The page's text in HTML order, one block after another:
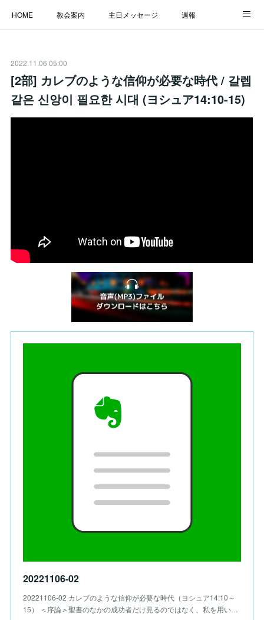
HOME 教会案内 主日メッセージ 週報
LINK
2022.11.06 05:00
[2部] カレブのような信仰が必要な時代 / 갈렙
같은 신앙이 필요한 시대 (ヨシュア14:10-15)
20221106-02
20221106-02 カレブのような信仰が必要な時代（ヨシュア14:10～
15） ＜序論＞聖書のなかの成功者だけ見るのではなく、私を用い…